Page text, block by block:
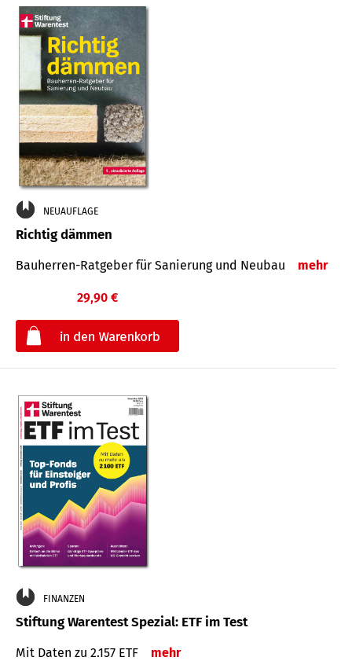
NEUAUFLAGE
Richtig dämmen
Bauherren-Ratgeber für Sanierung und Neubau mehr
29,90 €
FINANZEN
Stiftung Warentest Spezial: ETF im Test
Mit Daten zu 2.157 ETF mehr